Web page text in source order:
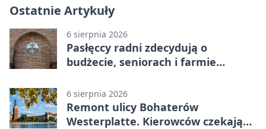
Ostatnie Artykuły
6 sierpnia 2026
Pasłęccy radni zdecydują o
budżecie, seniorach i farmie
6 sierpnia 2026
Remont ulicy Bohaterów
Westerplatte. Kierowców czekają